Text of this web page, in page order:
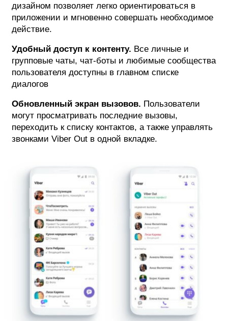
дизайном позволяет легко ориентироваться в
приложении и мгновенно совершать необходимое
действие.
Удобный доступ к контенту. Все личные и
групповые чаты, чат-боты и любимые сообщества
пользователя доступны в главном списке
диалогов
Обновленный экран вызовов. Пользователи
могут просматривать последние вызовы,
переходить к списку контактов, а также управлять
звонками Viber Out в одной вкладке.